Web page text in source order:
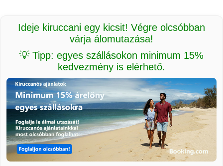
Ideje kiruccani egy kicsit! Végre olcsóbban
várja álomutazása!
💡 Tipp: egyes szállásokon minimum 15%
kedvezmény is elérhető.